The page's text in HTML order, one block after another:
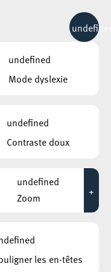
notre
14°C
undefined
Mode dyslexie
undefined
Contraste doux
undefined
Zoom
+
les en-têtes